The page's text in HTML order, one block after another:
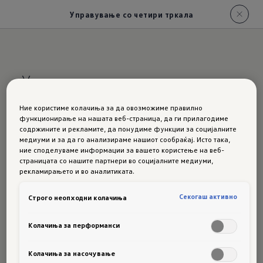
Управување со четири тркала
Управување на сите тркала
Управувајте
поагилно,
маневрирајте
поудобно
Ние користиме колачиња за да овозможиме правилно
функционирање на нашата веб-страница, да ги прилагодиме
содржините и рекламите, да понудиме функции за социјалните
медиуми и за да го анализираме нашиот сообраќај. Исто така,
ние споделуваме информации за вашето користење на веб-
страницата со нашите партнери во социјалните медиуми,
рекламирањето и во аналитиката.
Строго неопходни колачиња Секогаш активно
Колачиња за перформанси
Колачиња за насочување